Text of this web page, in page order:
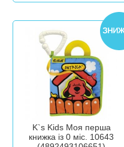
K`s Kids Моя перша
книжка із 0 міс. 10643